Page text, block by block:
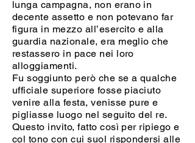
lunga campagna, non erano in
decente assetto e non potevano far
figura in mezzo all’esercito e alla
guardia nazionale, era meglio che
restassero in pace nei loro
alloggiamenti.
Fu soggiunto però che se a qualche
ufficiale superiore fosse piaciuto
venire alla festa, venisse pure e
pigliasse luogo nel seguito del re.
Questo invito, fatto così per ripiego e
col tono con cui suol rispondersi alle